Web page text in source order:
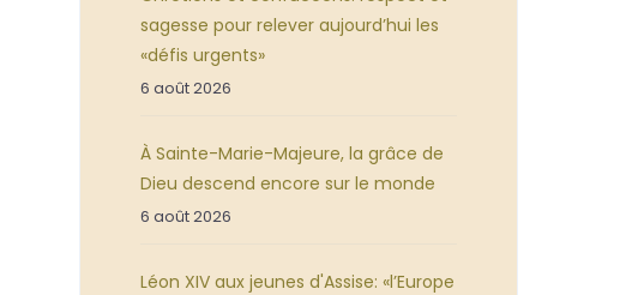
sagesse pour relever aujourd’hui les
«défis urgents»
6 août 2026
À Sainte-Marie-Majeure, la grâce de
Dieu descend encore sur le monde
6 août 2026
Léon XIV aux jeunes d'Assise: «l’Europe